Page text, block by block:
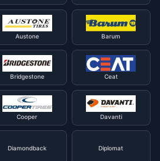
Austone
Barum
Bridgestone Ceat
Cooper Davanti
Diamondback Diplomat